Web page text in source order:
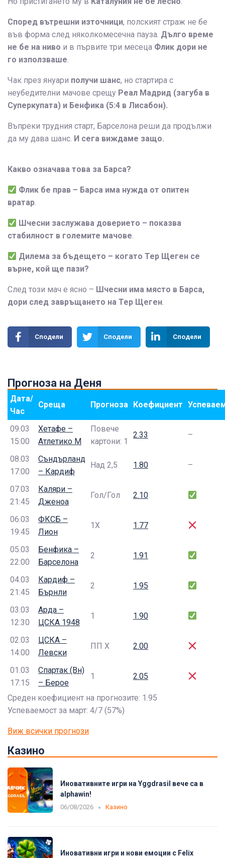
Според вътрешни източници, полският страж не бе
във форма след няколкомесечна пауза. Дълго време
не бе на ниво и в първите три месеца Флик дори не
го използваше.
Чак през януари получи шанс, но стартира с
неубедителни мачове срещу Реал Мадрид (загуба в
Суперкупата) и Бенфика (5:4 в Лисабон).
Въпреки трудния старт, Барселона реши да продължи
да му дава шанс. И сега виждаме защо.
Какво означава това за Барса?
Флик бе прав – Барса има нужда от опитен
вратар.
Шчесни заслужава доверието – показва
стабилност в големите мачове.
Дилема за бъдещето – когато Тер Щеген се
върне, кой ще пази?
След този мач е ясно – Шчесни има място в Барса,
дори след завръщането на Тер Щеген.
Сподели Сподели Сподели
Прогноза на Деня
Дата/
Час
Среща Прогноза Коефициент
09.03
15:00
Хетафе –
Атлетико М
Повече
картони: 1
2.33 –
08.03
17:00
Съндърланд
– Кардиф
Над 2,5 1.80 –
07.03
21:45
Каляри –
Дженоа
Гол/Гол 2.10
06.03
19:45
ФКСБ –
Лион
1Х 1.77
05.03
22:00
Бенфика –
Барселона
2 1.91
04.03
21:45
Кардиф –
Бърнли
2 1.95
03.03
12:30
Арда –
ЦСКА 1948
1 1.90
02.03
14:00
ЦСКА –
Левски
ПП Х 2.00
01.03
17:15
Спартак (Вн)
– Берое
1 2.05
Среден коефициент на прогнозите: 1.95
Успеваемост за март: 4/7 (57%)
Виж всички прогнози
Казино
Иновативните игри на Yggdrasil вече са в
alphawin!
06/08/2026 Казино
Иновативни игри и нови емоции с Felix